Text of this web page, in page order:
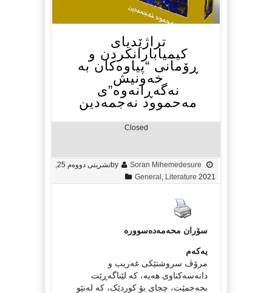
تراژێدیای
كیمیابارانكردن و
ڕۆمانی “پیاوه‌كان به‌
خه‌ونیش
نه‌گه‌ڕانه‌وه‌”ی
مه‌حموود نه‌جمه‌دین
Closed
by Soran Mihemedesure
2021
General Literature
سۆران محه‌مه‌ده‌سووره‌
یه‌كه‌م
مرۆڤ سروشتێکی غەریب و
دانەسەکناوی هەیە، کە لێناگەڕێت
بحەجمێت، چجای بۆ کوردێک، کە لەنێو